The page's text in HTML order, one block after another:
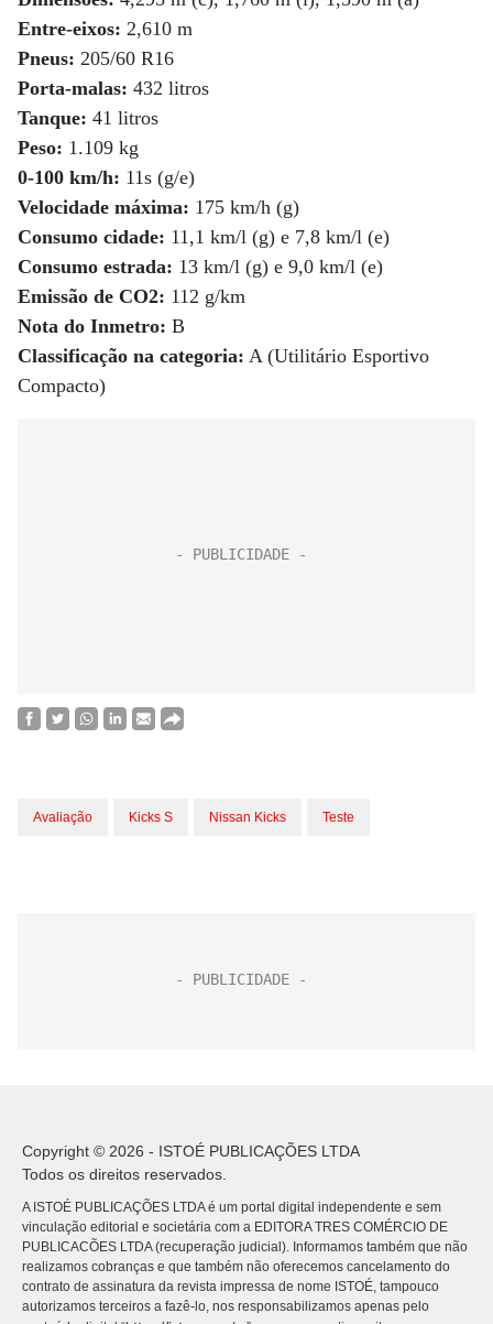
Entre-eixos: 2,610 m
Pneus: 205/60 R16
Porta-malas: 432 litros
Tanque: 41 litros
Peso: 1.109 kg
0-100 km/h: 11s (g/e)
Velocidade máxima: 175 km/h (g)
Consumo cidade: 11,1 km/l (g) e 7,8 km/l (e)
Consumo estrada: 13 km/l (g) e 9,0 km/l (e)
Emissão de CO2: 112 g/km
Nota do Inmetro: B
Classificação na categoria: A (Utilitário Esportivo
Compacto)
Avaliação Kicks S Nissan Kicks Teste
Copyright © 2026 - ISTOÉ PUBLICAÇÕES LTDA
Todos os direitos reservados.
A ISTOÉ PUBLICAÇÕES LTDA é um portal digital independente e sem
vinculação editorial e societária com a EDITORA TRES COMÉRCIO DE
PUBLICACÕES LTDA (recuperação judicial). Informamos também que não
realizamos cobranças e que também não oferecemos cancelamento do
contrato de assinatura da revista impressa de nome ISTOÉ, tampouco
autorizamos terceiros a fazê-lo, nos responsabilizamos apenas pelo